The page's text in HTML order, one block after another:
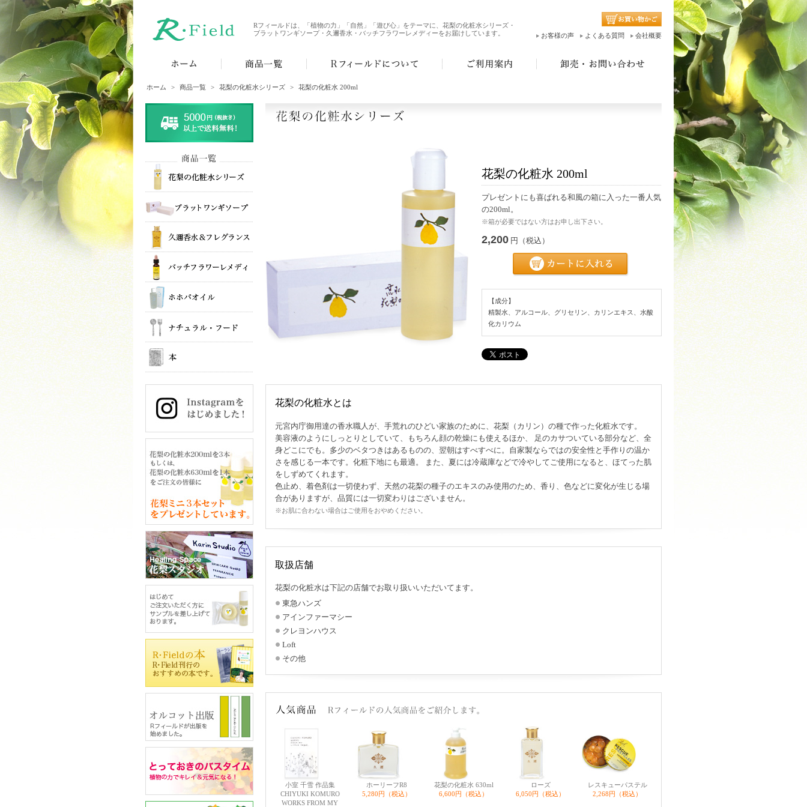
Rフィールドは、「植物の力」「自然」「遊び心」をテーマに、花梨の化粧水シリーズ・
ブラットワンギソープ・久邇香水・バッチフラワーレメディーをお届けしています。
会社概要
よくある質問
お客様の声
ホーム > 商品一覧 > 花梨の化粧水シリーズ > 花梨の化粧水 200ml
花梨の化粧水 200ml
プレゼントにも喜ばれる和風の箱に入った一番人気
の200ml。
※箱が必要ではない方はお申し出下さい。
2,200 円（税込）
【成分】
精製水、アルコール、グリセリン、カリンエキス、水酸
化カリウム
花梨の化粧水とは
元宮内庁御用達の香水職人が、手荒れのひどい家族のために、花梨（カリン）の種で作った化粧水です。
美容液のようにしっとりとしていて、もちろん顔の乾燥にも使えるほか、 足のカサついている部分など、全
身どこにでも。多少のベタつきはあるものの、翌朝はすべすべに。自家製ならではの安全性と手作りの温か
さを感じる一本です。化粧下地にも最適。 また、夏には冷蔵庫などで冷やしてご使用になると、ほてった肌
をしずめてくれます。
色止め、着色剤は一切使わず、天然の花梨の種子のエキスのみ使用のため、香り、色などに変化が生じる場
合がありますが、品質には一切変わりはございません。
※お肌に合わない場合はご使用をおやめください。
取扱店舗
花梨の化粧水は下記の店舗でお取り扱いいただいてます。
東急ハンズ
アインファーマシー
クレヨンハウス
Loft
その他
小室 千雪 作品集
CHIYUKI KOMURO
WORKS FROM MY
ホーリーフR8
5,280円（税込）
花梨の化粧水 630ml
6,600円（税込）
ローズ
6,050円（税込）
レスキューパステル
2,268円（税込）